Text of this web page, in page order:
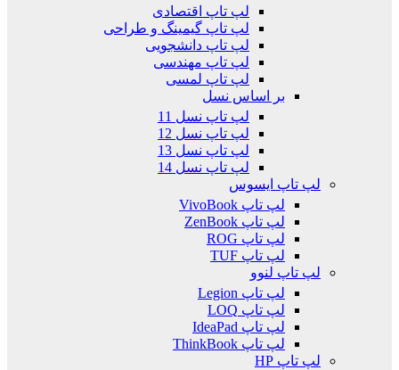
لپ تاپ اقتصادی
لپ تاپ گیمینگ و طراحی
لپ تاپ دانشجویی
لپ تاپ مهندسی
لپ تاپ لمسی
بر اساس نسل
لپ تاپ نسل 11
لپ تاپ نسل 12
لپ تاپ نسل 13
لپ تاپ نسل 14
لپ تاپ ایسوس
لپ تاپ VivoBook
لپ تاپ ZenBook
لپ تاپ ROG
لپ تاپ TUF
لپ تاپ لنوو
لپ تاپ Legion
لپ تاپ LOQ
لپ تاپ IdeaPad
لپ تاپ ThinkBook
لپ تاپ HP